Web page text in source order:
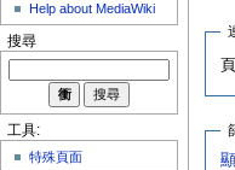
Help about MediaWiki
搜尋
工具:
特殊頁面